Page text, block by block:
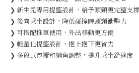
❯ 新生兒專用提籃設計，給予頭頸更完整支撐
❯ 後向乘坐設計，降低碰撞時頭頸衝擊力
❯ 可搭配推車使用，外出移動更方便
❯ 輕量化提籃設計，抱上抱下更省力
❯ 多段式包覆和躺角調整，提升乘坐舒適度